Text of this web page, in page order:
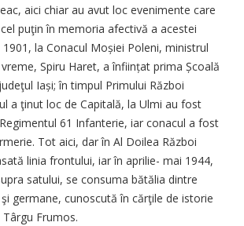
aici chiar au avut loc evenimente care
puţin în memoria afectivă a acestei
la Conacul Moșiei Poleni, ministrul
Spiru Haret, a înființat prima Școală
Iași; în timpul Primului Război
a ţinut loc de Capitală, la Ulmi au fost
61 Infanterie, iar conacul a fost
Tot aici, dar în Al Doilea Război
linia frontului, iar în aprilie- mai 1944,
satului, se consuma bătălia dintre
germane, cunoscută în cărţile de istorie
Frumos.